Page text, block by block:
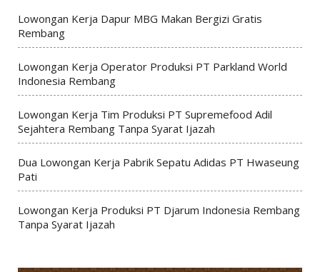
Lowongan Kerja Dapur MBG Makan Bergizi Gratis
Rembang
Lowongan Kerja Operator Produksi PT Parkland World
Indonesia Rembang
Lowongan Kerja Tim Produksi PT Supremefood Adil
Sejahtera Rembang Tanpa Syarat Ijazah
Dua Lowongan Kerja Pabrik Sepatu Adidas PT Hwaseung
Pati
Lowongan Kerja Produksi PT Djarum Indonesia Rembang
Tanpa Syarat Ijazah